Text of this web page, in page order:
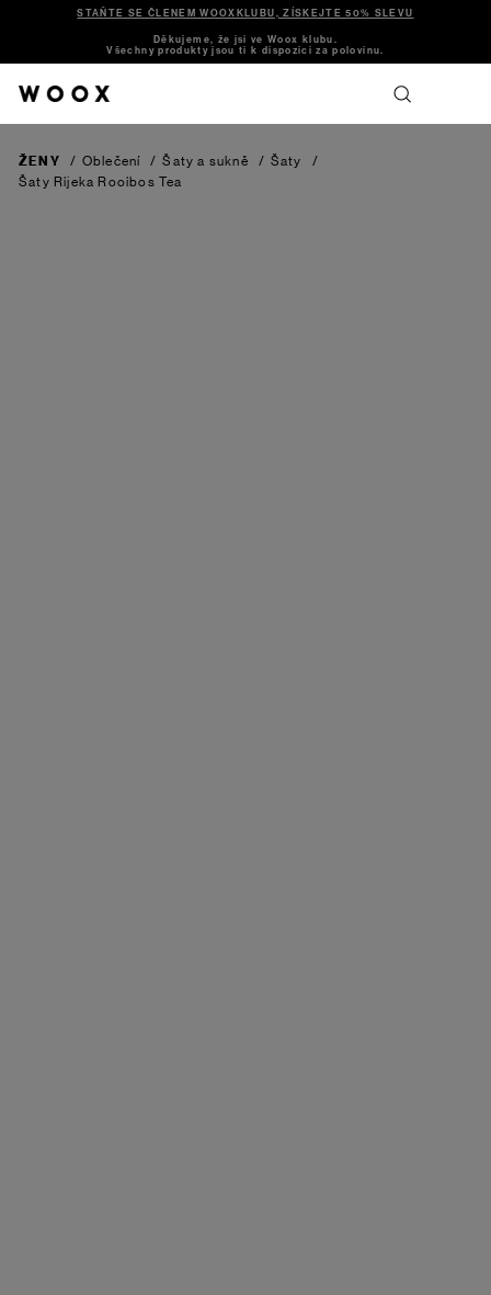
STAŇTE SE ČLENEM WOOXKLUBU, ZÍSKEJTE 50% SLEVU
Děkujeme, že jsi ve Woox klubu.
Všechny produkty jsou ti k dispozici za polovinu.
ŽENY / Oblečení / Šaty a sukně / Šaty
/
Šaty Rijeka Rooibos Tea